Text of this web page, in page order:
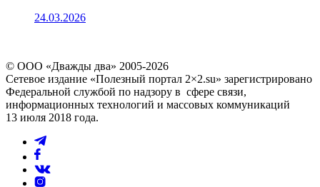
24.03.2026
© ООО «Дважды два» 2005-2026
Сетевое издание «Полезный портал 2×2.su» зарегистрировано
Федеральной службой по надзору в сфере связи,
информационных технологий и массовых коммуникаций
13 июля 2018 года.